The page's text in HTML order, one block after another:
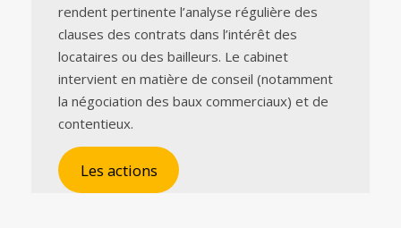
rendent pertinente l’analyse régulière des
clauses des contrats dans l’intérêt des
locataires ou des bailleurs. Le cabinet
intervient en matière de conseil (notamment
la négociation des baux commerciaux) et de
contentieux.
Les actions